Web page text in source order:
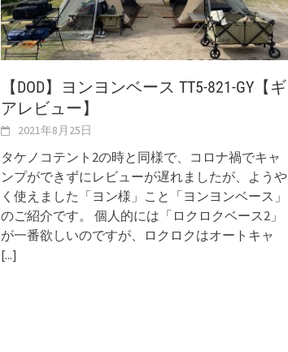
【DOD】ヨンヨンベース TT5-821-GY【ギ
アレビュー】
2021年8月25日
タケノコテント2の時と同様で、コロナ禍でキャ
ンプができずにレビューが遅れましたが、ようや
く使えました「ヨン様」こと「ヨンヨンベース」
のご紹介です。 個人的には「ロクロクベース2」
が一番欲しいのですが、ロクロクはオートキャ
[...]